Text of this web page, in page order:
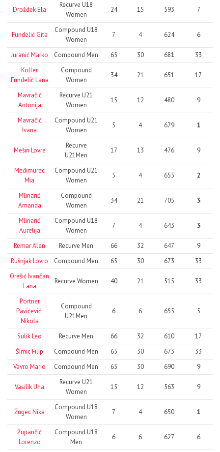
Drožđek Ela
Recurve U18
Women
24 15 593 7
Fundelić Gita
Compound U18
Women
7 4 624 6
Juranić Marko Compound Men 65 30 681
33
Koller
Fundelić Lana
Compound
Women
34 21 651 17
Mavračić
Antonija
Recurve U21
Women
15 12 480 9
Mavračić
Ivana
Compound U21
Women
5 4 679 1
Mešin Lovre
Recurve
U21Men
17 13 476 9
Međimurec
Mia
Compound U21
Women
5 4 655 2
Mlinarić
Amanda
Compound
Women
34 21 705 3
Mlinarić
Aurelija
Compound U18
Women
7 4 643 3
Remar Alen Recurve Men 66 32 647
9
Rušnjak Lovro
Compound Men 65 30 673
33
Orešić Ivančan
Lana
Recurve Women 40 21 515 33
Portner
Pavićević
Nikola
Compound
U21Men
6 6 655 5
Sulik Leo Recurve Men 66 32 610
17
Šimic Filip
Compound Men 65 30 673
33
Vavro Mario
Compound Men 65 30 690 9
Vasilik Una
Recurve U21
Women
15 12 563 9
Žugec Nika
Compound U18
Women
7 4 650 1
Župančić
Lorenzo
Compound U18
Men
6 6 627 6